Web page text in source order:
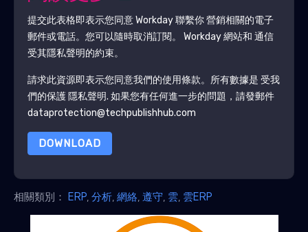
提交此表格即表示您同意Workday聯繫你 營銷相關的電子
郵件或電話。您可以隨時取消訂閱。 Workday網站和 通信
受其隱私聲明的約束。
請求此資源即表示您同意我們的使用條款。所有數據是 受我
們的保護 隱私聲明. 如果您有任何進一步的問題，請發郵件
dataprotection@techpublishhub.com
DOWNLOAD
相關類別： ERP 分析 網絡 遵守 雲 雲ERP